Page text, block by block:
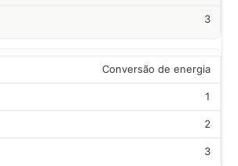
3
Conversão de energia
1
2
3